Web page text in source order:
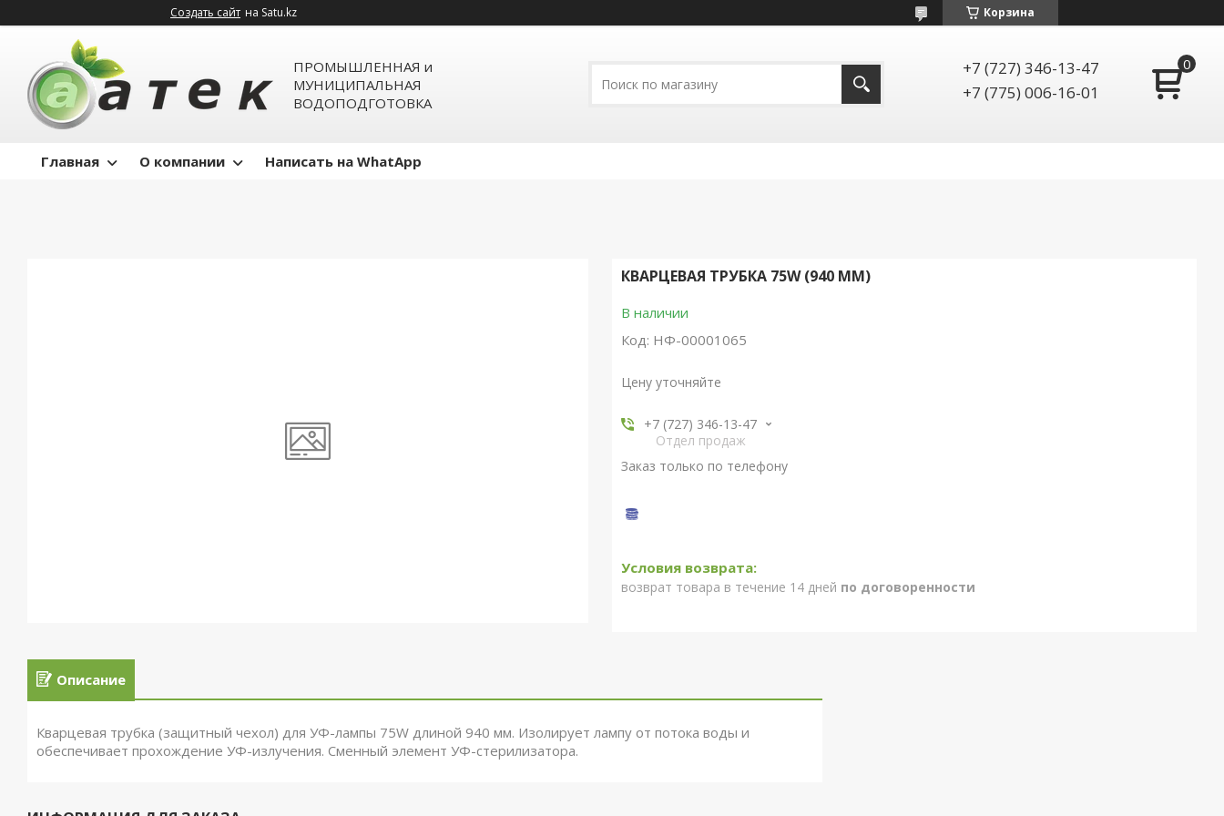
Создать сайт на Satu.kz Корзина
ПРОМЫШЛЕННАЯ и
МУНИЦИПАЛЬНАЯ
ВОДОПОДГОТОВКА
+7 (727) 346-13-47
+7 (775) 006-16-01
Главная О компании Написать на WhatApp
КВАРЦЕВАЯ ТРУБКА 75W (940 ММ)
В наличии
Код: НФ-00001065
Цену уточняйте
+7 (727) 346-13-47
Отдел продаж
Заказ только по телефону
возврат товара в течение 14 дней по договоренности
Описание
Кварцевая трубка (защитный чехол) для УФ-лампы 75W длиной 940 мм. Изолирует лампу от потока воды и
обеспечивает прохождение УФ-излучения. Сменный элемент УФ-стерилизатора.